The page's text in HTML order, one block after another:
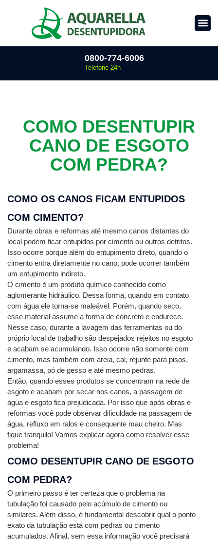
0800-774-6006
Telefone 24h
COMO DESENTUPIR
CANO DE ESGOTO
COM PEDRA?
COMO OS CANOS FICAM ENTUPIDOS
COM CIMENTO?
Durante obras e reformas até mesmo canos distantes do
local podem ficar entupidos por cimento ou outros detritos.
Isso ocorre porque além do entupimento direto, quando o
cimento entra diretamente no cano, pode ocorrer também
um entupimento indireto.
O cimento é um produto químico conhecido como
aglomerante hidráulico. Dessa forma, quando em contato
com água ele torna-se maleável. Porém, quando seco,
esse material assume a forma de concreto e endurece.
Nesse caso, durante a lavagem das ferramentas ou do
próprio local de trabalho são despejados rejeitos no esgoto
e acabam se acumulando. Isso ocorre não somente com
cimento, mas também com areia, cal, rejunte para pisos,
argamassa, pó de gesso e até mesmo pedras.
Então, quando esses produtos se concentram na rede de
esgoto e acabam por secar nos canos, a passagem de
água e esgoto fica prejudicada. Por isso que após obras e
reformas você pode observar dificuldade na passagem de
água, refluxo em ralos e consequente mau cheiro. Mas
fique tranquilo! Vamos explicar agora como resolver esse
problema!
COMO DESENTUPIR CANO DE ESGOTO
COM PEDRA?
O primeiro passo é ter certeza que o problema na
tubulação foi causado pelo acúmulo de cimento ou
similares. Além disso, é fundamental descobrir qual o ponto
exato da tubulação está com pedras ou cimento
acumulados. Afinal, sem essa informação você precisará